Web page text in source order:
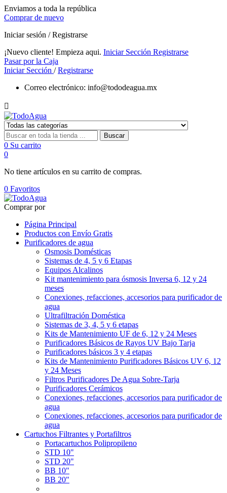
Enviamos a toda la república
Comprar de nuevo
Iniciar sesión / Registrarse
¡Nuevo cliente! Empieza aqui. Iniciar Sección Registrarse
Pasar por la Caja
Iniciar Sección /Registrarse
Correo electrónico: info@tododeagua.mx

Buscar
0 Su carrito
0
No tiene artículos en su carrito de compras.
0 Favoritos
Comprar por
Página Principal
Productos con Envío Gratis
Purificadores de agua
Osmosis Domésticas
Sistemas de 4, 5 y 6 Etapas
Equipos Alcalinos
Kit mantenimiento para ósmosis Inversa 6, 12 y 24
meses
Conexiones, refacciones, accesorios para purificador de
agua
Ultrafiltración Doméstica
Sistemas de 3, 4, 5 y 6 etapas
Kits de Mantenimiento UF de 6, 12 y 24 Meses
Purificadores Básicos de Rayos UV Bajo Tarja
Purificadores básicos 3 y 4 etapas
Kits de Mantenimiento Purificadores Básicos UV 6, 12
y 24 Meses
Filtros Purificadores De Agua Sobre-Tarja
Purificadores Cerámicos
Conexiones, refacciones, accesorios para purificador de
agua
Conexiones, refacciones, accesorios para purificador de
agua
Cartuchos Filtrantes y Portafiltros
Portacartuchos Polipropileno
STD 10"
STD 20"
BB 10"
BB 20"